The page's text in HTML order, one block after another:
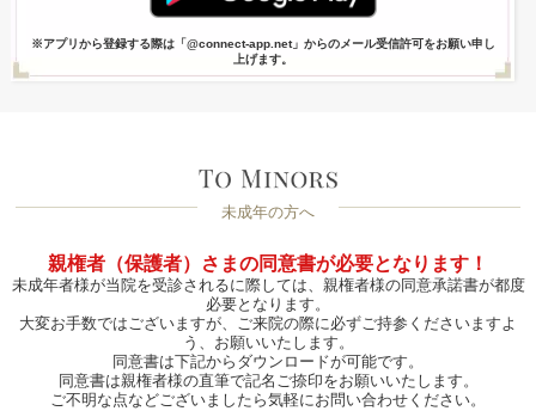
※アプリから登録する際は「@connect-app.net」からのメール受信許可をお願い申し
上げます。
未成年の方へ
親権者（保護者）さまの同意書が必要となります！
未成年者様が当院を受診されるに際しては、親権者様の同意承諾書が都度
必要となります。
大変お手数ではございますが、ご来院の際に必ずご持参くださいますよ
う、お願いいたします。
同意書は下記からダウンロードが可能です。
同意書は親権者様の直筆で記名ご捺印をお願いいたします。
ご不明な点などございましたら気軽にお問い合わせください。